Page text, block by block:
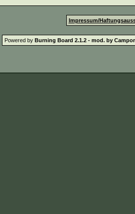
Impressum/
Powered by Burning Board 2.1.2 - mod. by